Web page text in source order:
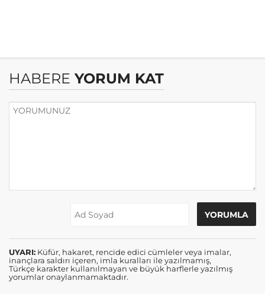
HABERE YORUM KAT
UYARI: Küfür, hakaret, rencide edici cümleler veya imalar,
inançlara saldırı içeren, imla kuralları ile yazılmamış,
Türkçe karakter kullanılmayan ve büyük harflerle yazılmış
yorumlar onaylanmamaktadır.